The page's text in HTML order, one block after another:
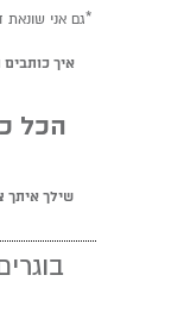
*גם אני שונאת
איך כותבים
הכל
שילך